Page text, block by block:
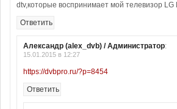
dtv,которые воспринимает мой телевизор LG
Ответить
Александр (alex_dvb) / Администратор:
15.01.2015 в 12:27
https://dvbpro.ru/?p=8454
Ответить